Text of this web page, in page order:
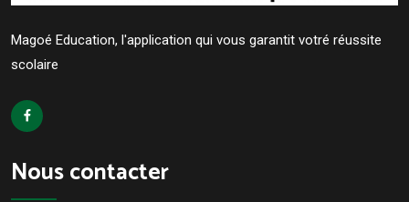
Magoé Education, l'application qui vous garantit votré réussite
scolaire
Nous contacter